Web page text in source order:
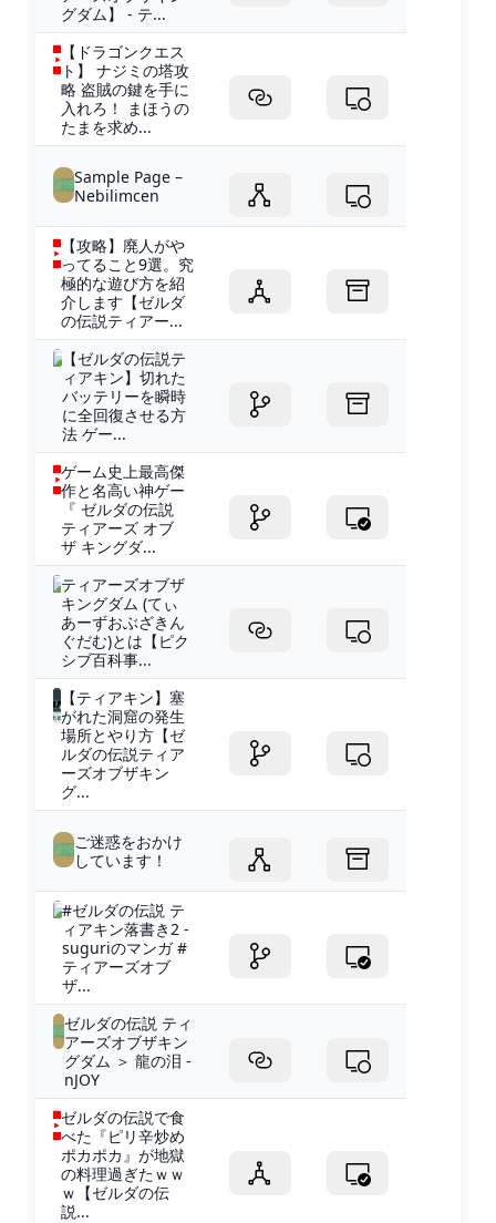
グダム】 - テ...
【ドラゴンクエス
ト】 ナジミの塔攻
略 盗賊の鍵を手に
入れろ！ まほうの
たまを求め...
Sample Page –
Nebilimcen
【攻略】廃人がや
ってること9選。究
極的な遊び方を紹
介します【ゼルダ
の伝説ティアー...
【ゼルダの伝説テ
ィアキン】切れた
バッテリーを瞬時
に全回復させる方
法 ゲー...
ゲーム史上最高傑
作と名高い神ゲー
『 ゼルダの伝説
ティアーズ オブ
ザ キングダ...
ティアーズオブザ
キングダム (てぃ
あーずおぶざきん
ぐだむ)とは【ピク
シブ百科事...
【ティアキン】塞
がれた洞窟の発生
場所とやり方【ゼ
ルダの伝説ティア
ーズオブザキン
グ...
ご迷惑をおかけ
しています！
#ゼルダの伝説 テ
ィアキン落書き2 -
suguriのマンガ #
ティアーズオブ
ザ...
ゼルダの伝説 ティ
アーズオブザキン
グダム ＞ 龍の泪 -
nJOY
ゼルダの伝説で食
べた『ピリ辛炒め
ポカポカ』が地獄
の料理過ぎたｗｗ
ｗ【ゼルダの伝
説...